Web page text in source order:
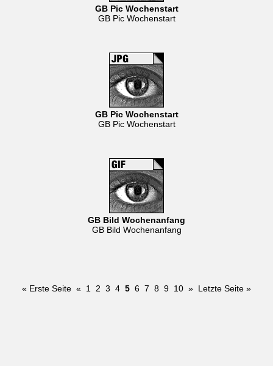
GB Pic Wochenstart
GB Pic Wochenstart
GB Pic Wochenstart
GB Pic Wochenstart
GB Bild Wochenanfang
GB Bild Wochenanfang
« Erste Seite « 1 2 3 4 5 6 7 8 9 10 » Letzte Seite »